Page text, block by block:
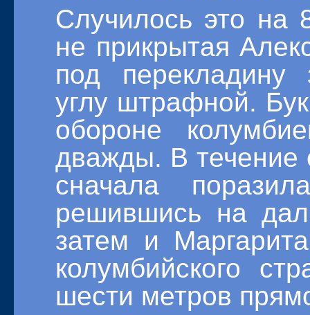
Случилось это на
не прикрытая
под перекладину
углу штрафной.
обороне
дважды. В течение
сначала
решившись на
затем и
колумбийского
шести метров